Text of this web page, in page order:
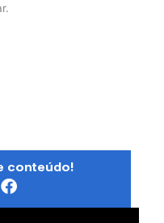
conteúdo!